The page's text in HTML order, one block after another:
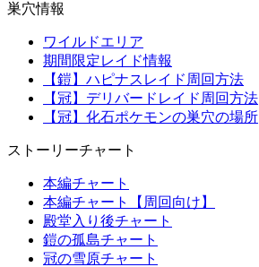
巣穴情報
ワイルドエリア
期間限定レイド情報
【鎧】ハピナスレイド周回方法
【冠】デリバードレイド周回方法
【冠】化石ポケモンの巣穴の場所
ストーリーチャート
本編チャート
本編チャート【周回向け】
殿堂入り後チャート
鎧の孤島チャート
冠の雪原チャート